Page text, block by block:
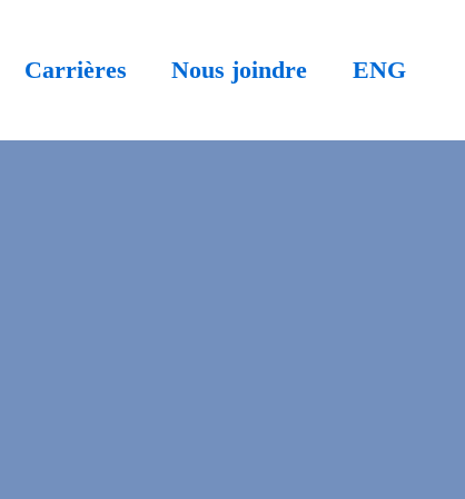
Carrières Nous joindre ENG